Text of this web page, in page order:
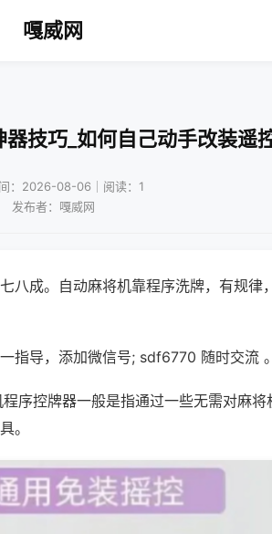
嘎威网
技巧_如何自己动手改装遥
：2026-08-06｜阅读：1
发布者：嘎威网
八成。自动麻将机靠程序洗牌，有规律
指导，添加微信号; sdf6770 随时交流 。
序控牌器一般是指通过一些无需对麻将
。